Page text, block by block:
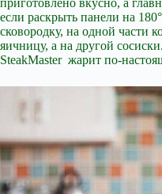
если раскрыть панели на
сковородку, на одной части
яичницу, а на другой
SteakMaster жарит по-